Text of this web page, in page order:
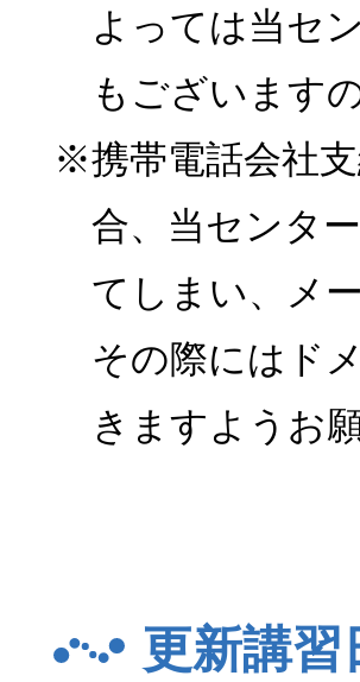
よっては当セ
もございます
※携帯電話会社
合、当センタ
てしまい、メ
その際にはド
きますようお
更新講習